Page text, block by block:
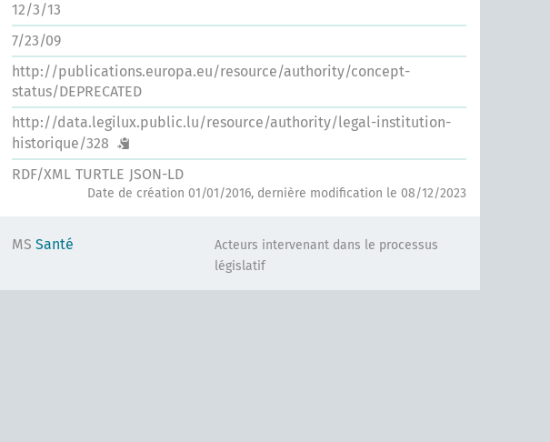
12/3/13
7/23/09
http://publications.europa.eu/resource/authority/concept-
status/DEPRECATED
http://data.legilux.public.lu/resource/authority/legal-institution-
historique/328
RDF/XML TURTLE JSON-LD
Date de création 01/01/2016, dernière modification le 08/12/2023
MS Santé
Acteurs intervenant dans le processus
législatif